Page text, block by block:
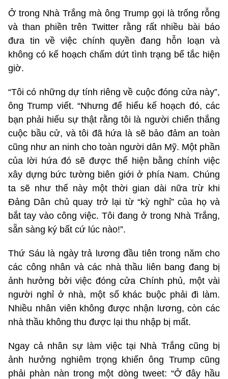
Ở trong Nhà Trắng mà ông Trump gọi là trống rỗng
và than phiền trên Twitter rằng rất nhiều bài báo
đưa tin về việc chính quyền đang hỗn loạn và
không có kế hoạch chấm dứt tình trạng bế tắc hiện
giờ.
“Tôi có những dự tính riêng về cuộc đóng cửa này”,
ông Trump viết. “Nhưng để hiểu kế hoạch đó, các
bạn phải hiểu sự thật rằng tôi là người chiến thắng
cuộc bầu cử, và tôi đã hứa là sẽ bảo đảm an toàn
cũng như an ninh cho toàn người dân Mỹ. Một phần
của lời hứa đó sẽ được thể hiện bằng chính việc
xây dựng bức tường biên giới ở phía Nam. Chúng
ta sẽ như thế này một thời gian dài nữa trừ khi
Đảng Dân chủ quay trở lại từ “kỳ nghỉ” của họ và
bắt tay vào công việc. Tôi đang ở trong Nhà Trắng,
sẵn sàng ký bất cứ lúc nào!”.
Thứ Sáu là ngày trả lương đầu tiên trong năm cho
các công nhân và các nhà thầu liên bang đang bị
ảnh hưởng bởi việc đóng cửa Chính phủ, một vài
người nghỉ ở nhà, một số khác buộc phải đi làm.
Nhiều nhân viên không được nhận lương, còn các
nhà thầu không thu được lại thu nhập bị mất.
Ngay cả nhân sự làm việc tại Nhà Trắng cũng bị
ảnh hưởng nghiêm trọng khiến ông Trump cũng
phải phàn nàn trong một dòng tweet: “Ở đây hầu